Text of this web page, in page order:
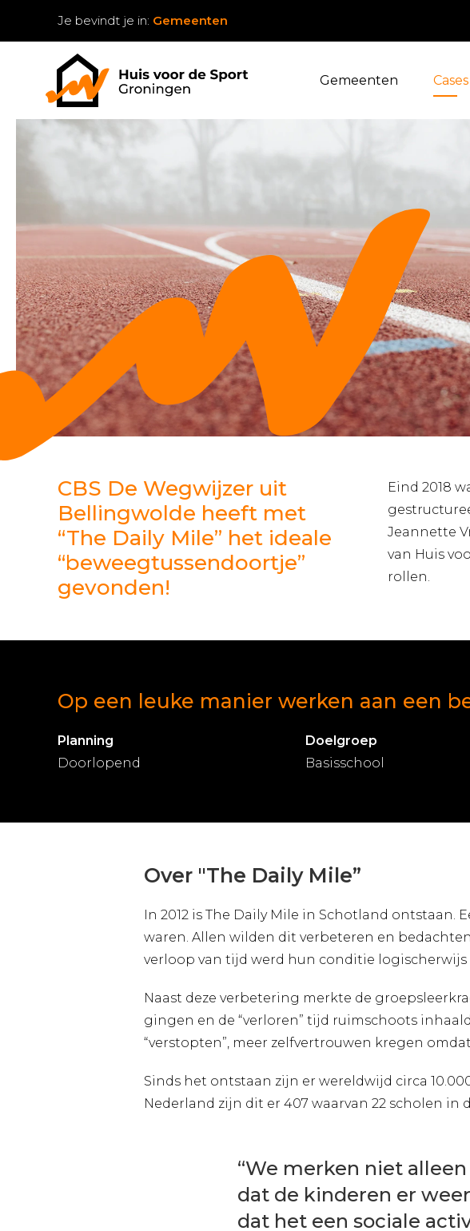
Je bevindt je in: Gemeenten
Gemeenten Cases
CBS De Wegwijzer uit
Bellingwolde heeft met
“The Daily Mile” het ideale
“beweegtussendoortje”
gevonden!
Eind 2018
Jeannette
van Huis
rollen.
Op een leuke manier werken aan een
Planning
Doorlopend
Doelgroep
Basisschool
Over "The Daily Mile”
In 2012 is The Daily Mile in Schotland
waren. Allen wilden dit verbeteren en
verloop van tijd werd hun conditie
Naast deze verbetering merkte de
gingen en de “verloren” tijd ruimschoots
“verstopten”, meer zelfvertrouwen kregen
Sinds het ontstaan zijn er wereldwijd circa
Nederland zijn dit er 407 waarvan 22 scholen in
“We merken niet
dat de kinderen er
dat het een sociale